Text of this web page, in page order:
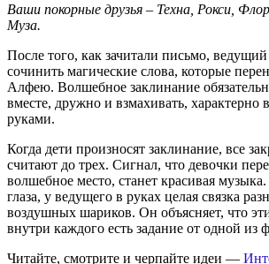
Ваши покорные друзья – Техна, Рокси,
Муза.
После того, как зачитали письмо, ведущий
сочинить магические слова, которые
Алфею. Волшебное заклинание
вместе, дружно и взмахивать, характерно
руками.
Когда дети произносят заклинание, все
считают до трех. Сигнал, что девочки
волшебное место, станет красивая
глаза, у ведущего в руках целая связка
воздушных шариков. Он объясняет, что
внутри каждого есть задание от одной из
Читайте, смотрите и черпайте идеи —